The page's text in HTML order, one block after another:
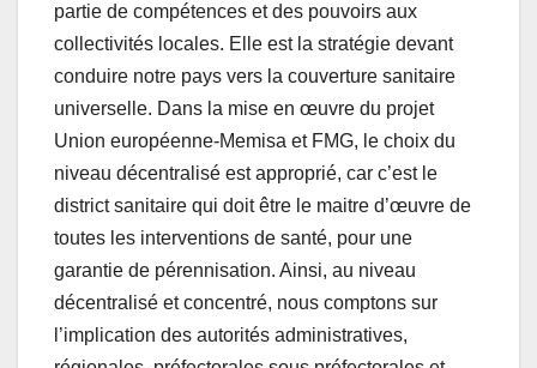
partie de compétences et des pouvoirs aux
collectivités locales. Elle est la stratégie devant
conduire notre pays vers la couverture sanitaire
universelle. Dans la mise en œuvre du projet
Union européenne-Memisa et FMG, le choix du
niveau décentralisé est approprié, car c’est le
district sanitaire qui doit être le maitre d’œuvre de
toutes les interventions de santé, pour une
garantie de pérennisation. Ainsi, au niveau
décentralisé et concentré, nous comptons sur
l’implication des autorités administratives,